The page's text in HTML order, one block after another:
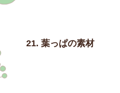
21. 葉っぱの素材